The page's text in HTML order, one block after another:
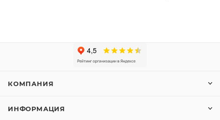
КОМПАНИЯ
ИНФОРМАЦИЯ